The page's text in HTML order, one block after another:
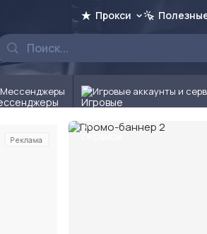
Прокси
Мессенджеры Игровые аккаунты и
Реклама